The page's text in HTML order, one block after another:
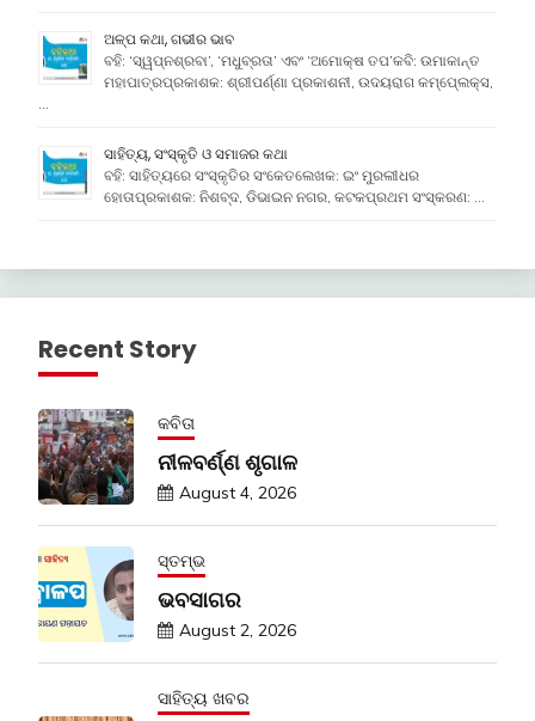
ଅଳ୍ପ କଥା, ଗଭୀର ଭାବ
ବହି: ‘ସ୍ୱପ୍ନଶ୍ରବା’, ‘ମଧୁବ୍ରତା’ ଏବଂ ‘ଅମୋକ୍ଷ ତପ’କବି: ଉମାକାନ୍ତ
ମହାପାତ୍ରପ୍ରକାଶକ: ଶ୍ରୀପର୍ଣ୍ଣା ପ୍ରକାଶନୀ, ଉଦୟରାଗ କମ୍ପେ୍ଲକ୍ସ,
…
ସାହିତ୍ୟ, ସଂସ୍କୃତି ଓ ସମାଜର କଥା
ବହି: ସାହିତ୍ୟରେ ସଂସ୍କୃତିର ସଂକେତଲେଖକ: ଇଂ ମୁରଲୀଧର
ହୋତାପ୍ରକାଶକ: ନିଶବ୍ଦ, ଡିଭାଇନ ନଗର, କଟକପ୍ରଥମ ସଂସ୍କରଣ: …
Recent Story
କବିତା
ନୀଳବର୍ଣ୍ଣ ଶୃଗାଳ
August 4, 2026
ସ୍ତମ୍ଭ
ଭବସାଗର
August 2, 2026
ସାହିତ୍ୟ ଖବର